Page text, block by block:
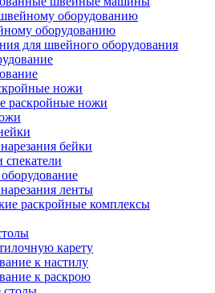
оборудованию
оборудованию
для швейного оборудования
ножи
раскройные ножи
бейки
ленты
раскройные комплексы
карету
к настилу
к раскрою